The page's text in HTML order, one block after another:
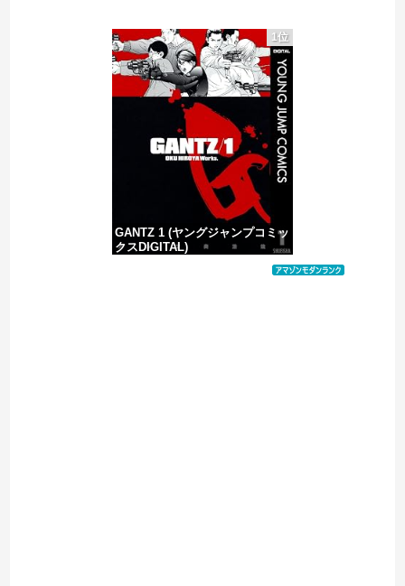
マスゴミ「韓国大統領の公用車は6000万円で安全装備！」「高市の公用車は3000万円で贅沢！」
避難所に土足でズカズカと入ってきて勝手に動画や写真を撮影したメディア取材陣、挙句の果てに要求してきたのは……
被災者で湧き水が有難い「土葬は絶対にダメだ】
1位
GANTZ 1 (ヤングジャンプコミッ
クスDIGITAL)
価格：¥617